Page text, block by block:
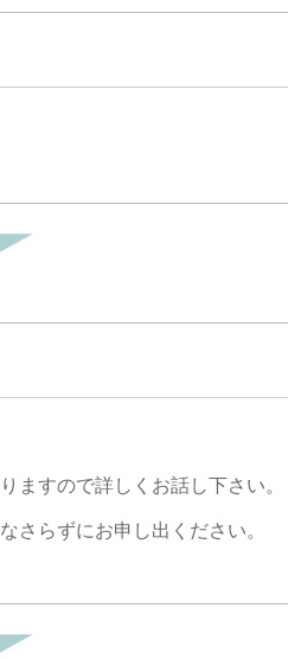
ますので詳しくお話し下さい。
さらずにお申し出ください。